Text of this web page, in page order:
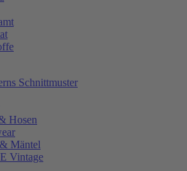
Schnittmuster
Hosen
Mäntel
Vintage